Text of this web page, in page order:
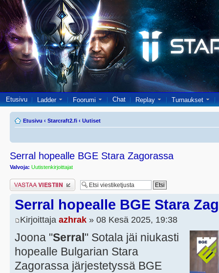
Etusivu Ladder Foorumi Chat Replay Turnaukset
Etusivu ‹ Starcraft2.fi ‹ Uutiset
Serral hopealle BGE Stara Zagorassa
Valvoja: Uutistenkirjoittajat
Lähetä vastaus
Serral hopealle BGE Stara
Kirjoittaja azhrak » 08 Kesä 2025, 19:38
Joona "Serral" Sotala jäi niukasti
hopealle Bulgarian Stara
Zagorassa järjestetyssä BGE